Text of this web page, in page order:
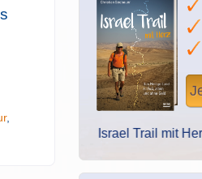
,
Tipp: Israel Trail mit Herz +++